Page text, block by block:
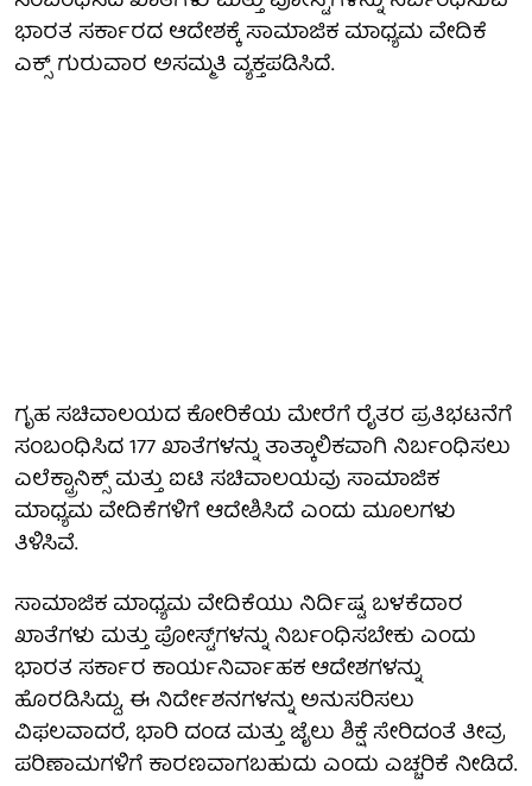
ಭಾರತ ಸರ್ಕಾರದ ಆದೇಶಕ್ಕೆ ಸಾಮಾಜಿಕ ಮಾಧ್ಯಮ ವೇದಿಕೆ
ಎಕ್ಸ್ ಗುರುವಾರ ಅಸಮ್ಮತಿ ವ್ಯಕ್ತಪಡಿಸಿದೆ.
ಗೃಹ ಸಚಿವಾಲಯದ ಕೋರಿಕೆಯ ಮೇರೆಗೆ ರೈತರ ಪ್ರತಿಭಟನೆಗೆ
ಸಂಬಂಧಿಸಿದ 177 ಖಾತೆಗಳನ್ನು ತಾತ್ಕಾಲಿಕವಾಗಿ ನಿರ್ಬಂಧಿಸಲು
ಎಲೆಕ್ಟ್ರಾನಿಕ್ಸ್ ಮತ್ತು ಐಟಿ ಸಚಿವಾಲಯವು ಸಾಮಾಜಿಕ
ಮಾಧ್ಯಮ ವೇದಿಕೆಗಳಿಗೆ ಆದೇಶಿಸಿದೆ ಎಂದು ಮೂಲಗಳು
ತಿಳಿಸಿವೆ.
ಸಾಮಾಜಿಕ ಮಾಧ್ಯಮ ವೇದಿಕೆಯು ನಿರ್ದಿಷ್ಟ ಬಳಕೆದಾರ
ಖಾತೆಗಳು ಮತ್ತು ಪೋಸ್ಟ್‌ಗಳನ್ನು ನಿರ್ಬಂಧಿಸಬೇಕು ಎಂದು
ಭಾರತ ಸರ್ಕಾರ ಕಾರ್ಯನಿರ್ವಾಹಕ ಆದೇಶಗಳನ್ನು
ಹೊರಡಿಸಿದ್ದು, ಈ ನಿರ್ದೇಶನಗಳನ್ನು ಅನುಸರಿಸಲು
ವಿಫಲವಾದರೆ, ಭಾರಿ ದಂಡ ಮತ್ತು ಜೈಲು ಶಿಕ್ಷೆ ಸೇರಿದಂತೆ ತೀವ್ರ
ಪರಿಣಾಮಗಳಿಗೆ ಕಾರಣವಾಗಬಹುದು ಎಂದು ಎಚ್ಚರಿಕೆ ನೀಡಿದೆ.